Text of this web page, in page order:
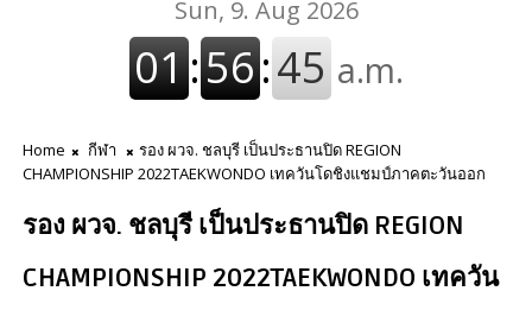
Home กีฬา
รอง ผวจ. ชลบุรี เป็นประธานปิด REGION
CHAMPIONSHIP 2022TAEKWONDO เทควันโดชิงแชมป์ภาคตะวันออก
รอง ผวจ. ชลบุรี เป็นประธานปิด REGION
CHAMPIONSHIP 2022TAEKWONDO เทควัน